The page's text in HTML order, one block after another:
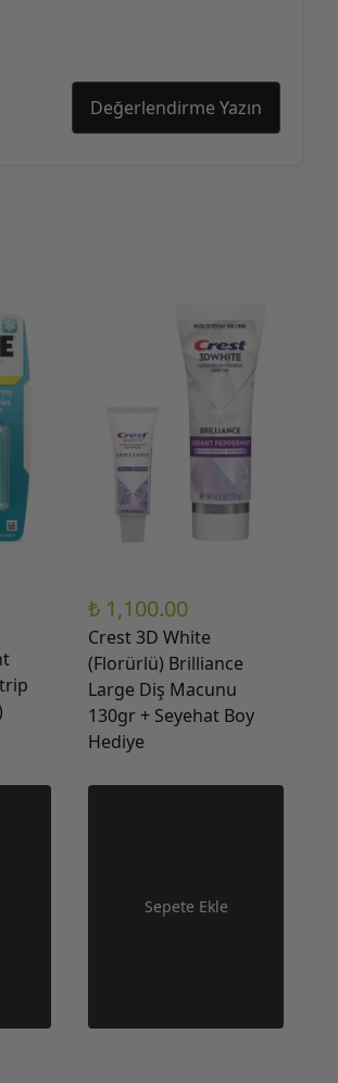
Değerlendirme Yazın
₺ 1,100.00
Crest 3D White
(Florürlü) Brilliance
Large Diş Macunu
130gr + Seyehat Boy
Hediye
Sepete Ekle